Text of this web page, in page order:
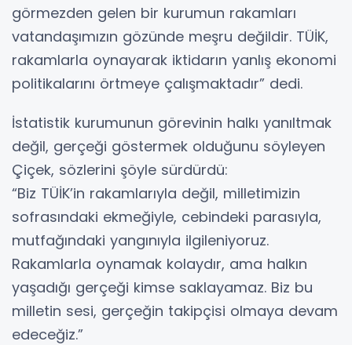
görmezden gelen bir kurumun rakamları
vatandaşımızın gözünde meşru değildir. TÜİK,
rakamlarla oynayarak iktidarın yanlış ekonomi
politikalarını örtmeye çalışmaktadır” dedi.
İstatistik kurumunun görevinin halkı yanıltmak
değil, gerçeği göstermek olduğunu söyleyen
Çiçek, sözlerini şöyle sürdürdü:
“Biz TÜİK’in rakamlarıyla değil, milletimizin
sofrasındaki ekmeğiyle, cebindeki parasıyla,
mutfağındaki yangınıyla ilgileniyoruz.
Rakamlarla oynamak kolaydır, ama halkın
yaşadığı gerçeği kimse saklayamaz. Biz bu
milletin sesi, gerçeğin takipçisi olmaya devam
edeceğiz.”